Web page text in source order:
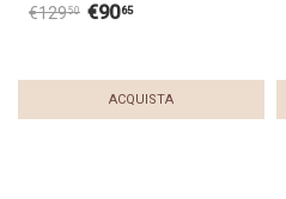
€12950 €9065
ACQUISTA